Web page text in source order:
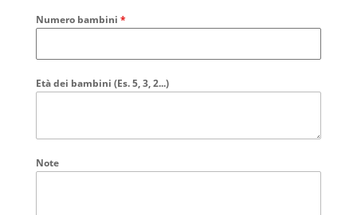
Numero bambini *
Età dei bambini (Es. 5, 3, 2...)
Note